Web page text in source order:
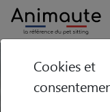
Trouvez
Cookies et